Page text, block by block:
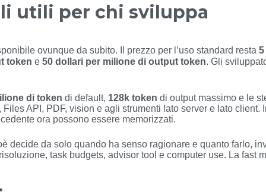
utili per chi sviluppa
ovunque da subito. Il prezzo per l’uso standard resta
token e 50 dollari per milione di output token. Gli
di token di default, 128k token di output massimo e le
API, PDF, vision e agli strumenti lato server e lato
ora possono essere memorizzati.
decide da solo quando ha senso ragionare e quanto farlo,
task budgets, advisor tool e computer use. La fast